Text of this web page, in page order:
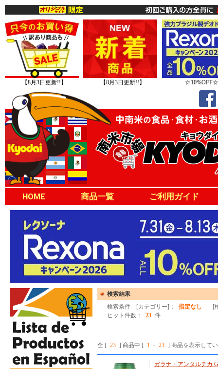
【8月3日更新!!】 【8月3日更新!!】 ☆10%OFF☆
HOME 商品一覧 ご利用ガイド
検索結果
検索条件 [カテゴリー]：
指定なし
[
ヒット件数：
23 件
全 [ 23 ] 商品中 [ 1 - 23 ] 商品を表示して
ガラナ・アンタルチカ